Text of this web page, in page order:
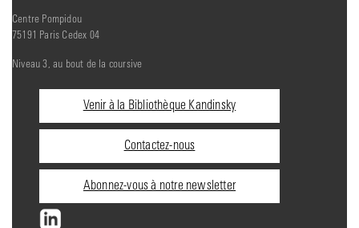
Centre Pompidou
75191 Paris Cedex 04
Niveau 3, au bout de la coursive
Informations
pratiques
Venir à la Bibliothèque Kandinsky
Contactez-nous
Abonnez-vous à notre newsletter